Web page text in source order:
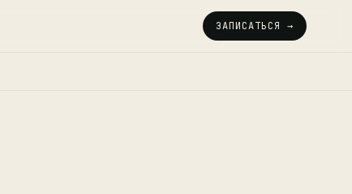
ЗАПИСАТЬСЯ →